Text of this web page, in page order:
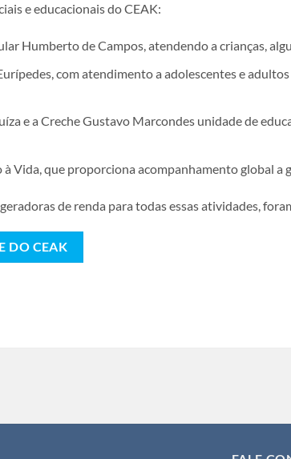
e educacionais do CEAK:
Humberto de Campos, atendendo a crianças,
com atendimento a adolescentes e
e a Creche Gustavo Marcondes unidade de
à Vida, que proporciona acompanhamento global a
de renda para todas essas atividades,
DO CEAK